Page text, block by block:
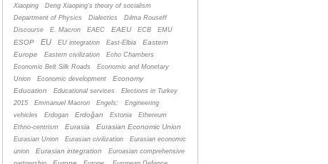
Xiaoping
Deng Xiaoping's theory of socialism
Department of Physics
Dialectics
Dilma Rouseff
Discourse
E. Macron EAEC EAEU ECB EMU
ESOP EU EU integration East-Elbia
Eastern
Europe
Eastern civilization
Echo Chambers
Economic Belt Silk Roads
Economic and Monetary
Union
Economic development
Economy
Education
Educational services
Elections in Turkey
2015
Emmanuel Macron Engels;
Engineering
vehicles
Erdogan Erdoğan Estonia
Ethereum
Ethno-centrism
Eurasia Eurasian Economic Union
Eurasian Union Eurasian civilization
Eurasian economic
union
Eurasian integration
Euroasian comprehensive